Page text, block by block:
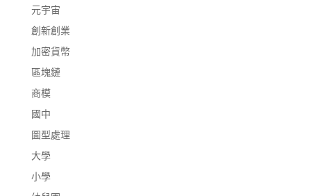
元宇宙
創新創業
加密貨幣
區塊鏈
商模
國中
圖型處理
大學
小學